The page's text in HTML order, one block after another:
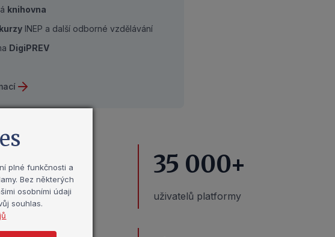
knihovna
INEP a další odborné vzdělávání
DigiPREV
+
škol
35 000+
uživatelů platformy
plné funkčnosti a
Bez některých
osobními údaji
souhlas.